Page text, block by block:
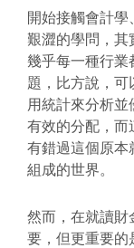
開始接觸會計
艱澀的學問，其
幾乎每一種行業
題，比方說，
用統計來分析
有效的分配，而
有錯過這個原本
組成的世界。
然而，在就讀財
要，但更重要的